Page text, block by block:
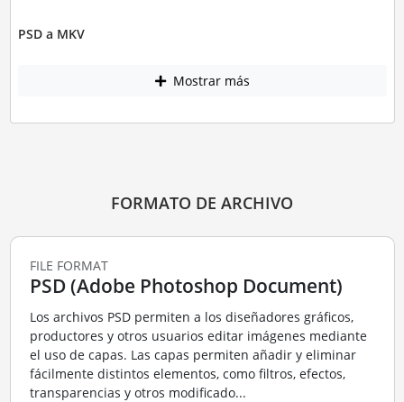
PSD a MKV
Mostrar más
FORMATO DE ARCHIVO
FILE FORMAT
PSD (Adobe Photoshop Document)
Los archivos PSD permiten a los diseñadores gráficos,
productores y otros usuarios editar imágenes mediante
el uso de capas. Las capas permiten añadir y eliminar
fácilmente distintos elementos, como filtros, efectos,
transparencias y otros modificado...